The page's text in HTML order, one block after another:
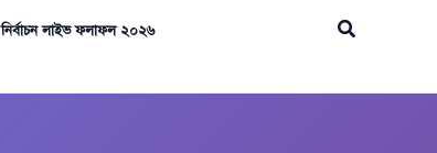
নির্বাচন লাইভ ফলাফল ২০২৬ Search